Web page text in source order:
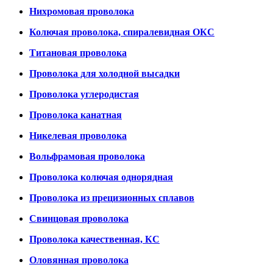
Нихромовая проволока
Колючая проволока, спиралевидная ОКС
Титановая проволока
Проволока для холодной высадки
Проволока углеродистая
Проволока канатная
Никелевая проволока
Вольфрамовая проволока
Проволока колючая однорядная
Проволока из прецизионных сплавов
Свинцовая проволока
Проволока качественная, КС
Оловянная проволока